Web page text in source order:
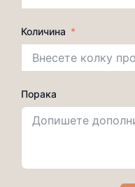
Количина
Порака